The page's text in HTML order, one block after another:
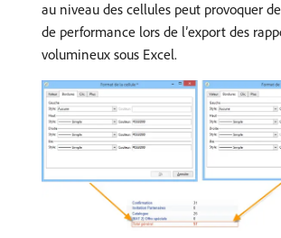
au niveau des cellules peut provoquer
de performance lors de l’export des
volumineux sous Excel.